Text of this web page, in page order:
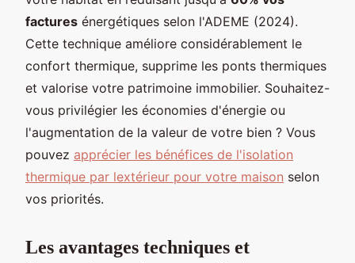
factures énergétiques selon l'ADEME (2024).
Cette technique améliore considérablement le
confort thermique, supprime les ponts thermiques
et valorise votre patrimoine immobilier. Souhaitez-
vous privilégier les économies d'énergie ou
l'augmentation de la valeur de votre bien ? Vous
pouvez apprécier les bénéfices de l'isolation
thermique par lextérieur pour votre maison selon
vos priorités.
Les avantages techniques et